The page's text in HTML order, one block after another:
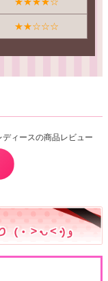
★★☆☆☆
ディースの商品レビュー